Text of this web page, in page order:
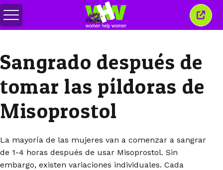
Alternar
menú
esta
Sangrado después de
tomar las píldoras de
Misoprostol
La mayoría de las mujeres van a comenzar a sangrar
de 1-4 horas después de usar Misoprostol. Sin
embargo, existen variaciones individuales. Cada